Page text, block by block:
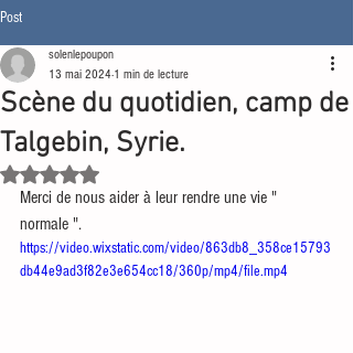
Post
Scène du quotidien, camp de
Talgebin, Syrie.
solenlepoupon
13 mai 2024 1 min de lecture
Noté NaN étoiles sur 5.
Merci de nous aider à leur rendre une vie "
normale ".
https://video.wixstatic.com/video/863db8_358ce15793
db44e9ad3f82e3e654cc18/360p/mp4/file.mp4